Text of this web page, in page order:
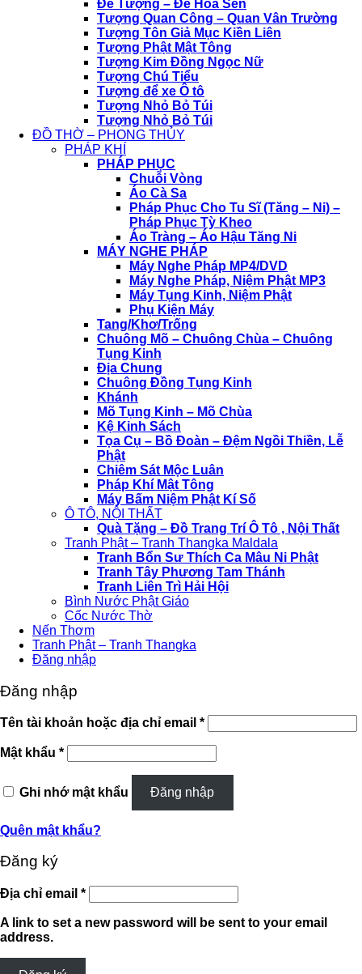
Đế Tượng – Đế Hoa Sen
Tượng Quan Công – Quan Vân Trường
Tượng Tôn Giả Mục Kiền Liên
Tượng Phật Mật Tông
Tượng Kim Đồng Ngọc Nữ
Tượng Chú Tiểu
Tượng để xe Ô tô
Tượng Nhỏ Bỏ Túi
Tượng Nhỏ Bỏ Túi
ĐỒ THỜ – PHONG THỦY
PHÁP KHÍ
PHÁP PHỤC
Chuỗi Vòng
Áo Cà Sa
Pháp Phục Cho Tu Sĩ (Tăng – Ni) –
Pháp Phục Tỳ Kheo
Áo Tràng – Áo Hậu Tăng Ni
MÁY NGHE PHÁP
Máy Nghe Pháp MP4/DVD
Máy Nghe Pháp, Niệm Phật MP3
Máy Tụng Kinh, Niệm Phật
Phụ Kiện Máy
Tang/Khơ/Trống
Chuông Mõ – Chuông Chùa – Chuông
Tụng Kinh
Địa Chung
Chuông Đồng Tụng Kinh
Khánh
Mõ Tụng Kinh – Mõ Chùa
Kệ Kinh Sách
Tọa Cụ – Bồ Đoàn – Đệm Ngồi Thiền, Lễ
Phật
Chiêm Sát Mộc Luân
Pháp Khí Mật Tông
Máy Bấm Niệm Phật Kí Số
Ô TÔ, NỘI THẤT
Quà Tặng – Đồ Trang Trí Ô Tô , Nội Thất
Tranh Phật – Tranh Thangka Maldala
Tranh Bổn Sư Thích Ca Mâu Ni Phật
Tranh Tây Phương Tam Thánh
Tranh Liên Trì Hải Hội
Bình Nước Phật Giáo
Cốc Nước Thờ
Nến Thơm
Tranh Phật – Tranh Thangka
Đăng nhập
Đăng nhập
Tên tài khoản hoặc địa chỉ email *Bắt
buộc
Mật khẩu *Bắt
buộc
Ghi nhớ mật khẩu
Đăng nhập
Quên mật khẩu?
Đăng ký
Địa chỉ email *Bắt
buộc
A link to set a new password will be sent to your email
address.